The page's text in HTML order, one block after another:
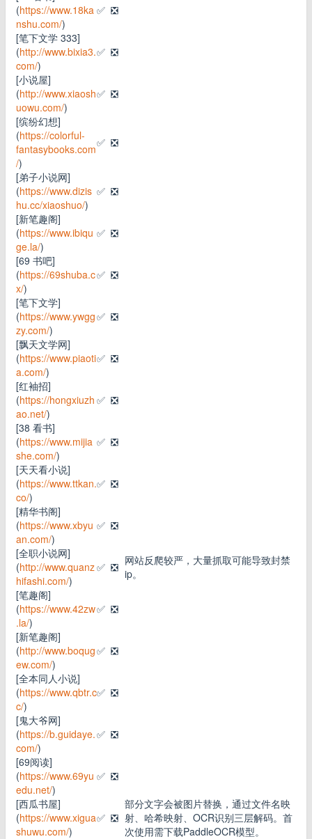
(https://www.18ka
nshu.com/)
✅ ❎
[笔下文学 333]
(http://www.bixia3.
com/)
✅ ❎
[小说屋]
(http://www.xiaosh
uowu.com/)
✅ ❎
[缤纷幻想]
(https://colorful-
fantasybooks.com
/)
✅ ❎
[弟子小说网]
(https://www.dizis
hu.cc/xiaoshuo/)
✅ ❎
[新笔趣阁]
(https://www.ibiqu
ge.la/)
✅ ❎
[69 书吧]
(https://69shuba.c
x/)
✅ ❎
[笔下文学]
(https://www.ywgg
zy.com/)
✅ ❎
[飘天文学网]
(https://www.piaoti
a.com/)
✅ ❎
[红袖招]
(https://hongxiuzh
ao.net/)
✅ ❎
[38 看书]
(https://www.mijia
she.com/)
✅ ❎
[天天看小说]
(https://www.ttkan.
co/)
✅ ❎
[精华书阁]
(https://www.xbyu
an.com/)
✅ ❎
[全职小说网]
(http://www.quanz
hifashi.com/)
✅ ❎ 网站反爬较严，大量抓取可能导致封禁
ip。
[笔趣阁]
(https://www.42zw
.la/)
✅ ❎
[新笔趣阁]
(http://www.boqug
ew.com/)
✅ ❎
[全本同人小说]
(https://www.qbtr.c
c/)
✅ ❎
[鬼大爷网]
(https://b.guidaye.
com/)
✅ ❎
[69阅读]
(https://www.69yu
edu.net/)
✅ ❎
[西瓜书屋]
(https://www.xigua
shuwu.com/)
✅ ❎
部分文字会被图片替换，通过文件名映
射、哈希映射、OCR识别三层解码。首
次使用需下载PaddleOCR模型。